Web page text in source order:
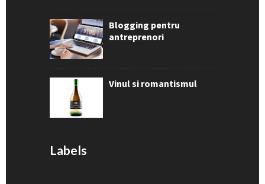
Blogging pentru
antreprenori
Vinul si romantismul
Labels